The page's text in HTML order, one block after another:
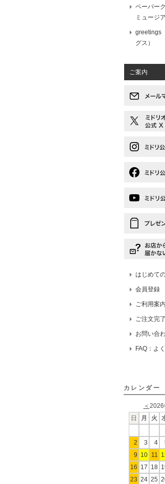
ペーパー
ミュージ
greetings
グス）
ご案内
はじめて
会員登録
ご利用案内
ご注文完
お問い合
FAQ：よ
カレンダー
＜ 2026
日
月 火
2
3 4
9 10 11
16 17 18
23 24 25